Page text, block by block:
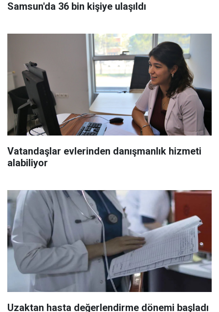
Samsun'da 36 bin kişiye ulaşıldı
Vatandaşlar evlerinden danışmanlık hizmeti
alabiliyor
Uzaktan hasta değerlendirme dönemi başladı